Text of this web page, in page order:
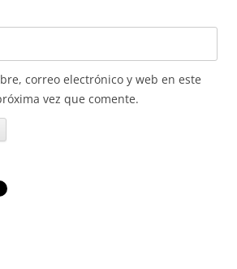
correo electrónico y web en este
vez que comente.